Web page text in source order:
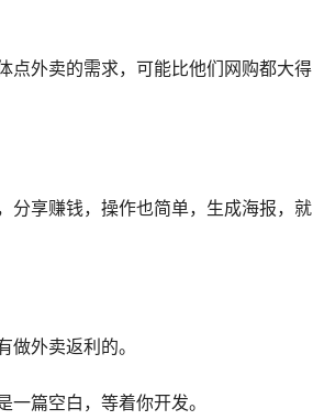
点外卖的需求，可能比他们网购都大得
分享赚钱，操作也简单，生成海报，就
外卖返利的。
篇空白，等着你开发。